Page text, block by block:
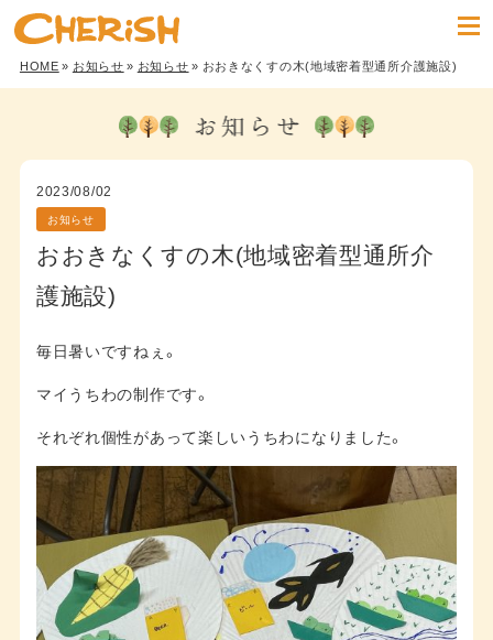
HOME» お知らせ» お知らせ» おおきなくすの木(地域密着型通所介護施設)
2023/08/02
お知らせ
おおきなくすの木(地域密着型通所介
護施設)
毎日暑いですねぇ。
マイうちわの制作です。
それぞれ個性があって楽しいうちわになりました。